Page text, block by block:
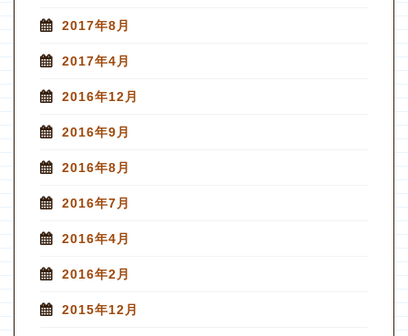
2017年8月
2017年4月
2016年12月
2016年9月
2016年8月
2016年7月
2016年4月
2016年2月
2015年12月